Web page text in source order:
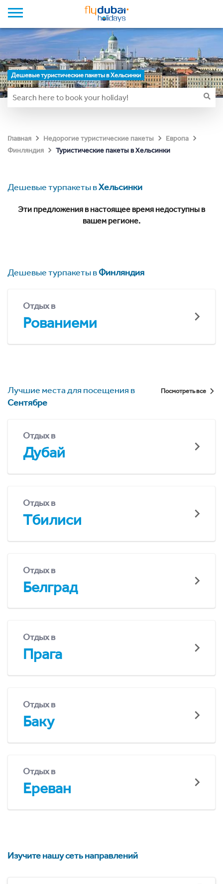
Дешевые туристические пакеты в Хельсинки
Главная Недорогие туристические пакеты
Европа
Финляндия
Туристические пакеты в Хельсинки
Дешевые турпакеты вХельсинки
Эти предложения в настоящее время недоступны в
вашем регионе.
Дешевые турпакеты вФинляндия
Отдых в
Рованиеми
Лучшие места для посещения в
Сентябре
Посмотреть все
Отдых в
Дубай
Отдых в
Тбилиси
Отдых в
Белград
Отдых в
Прага
Отдых в
Баку
Отдых в
Ереван
Изучите нашу сеть направлений